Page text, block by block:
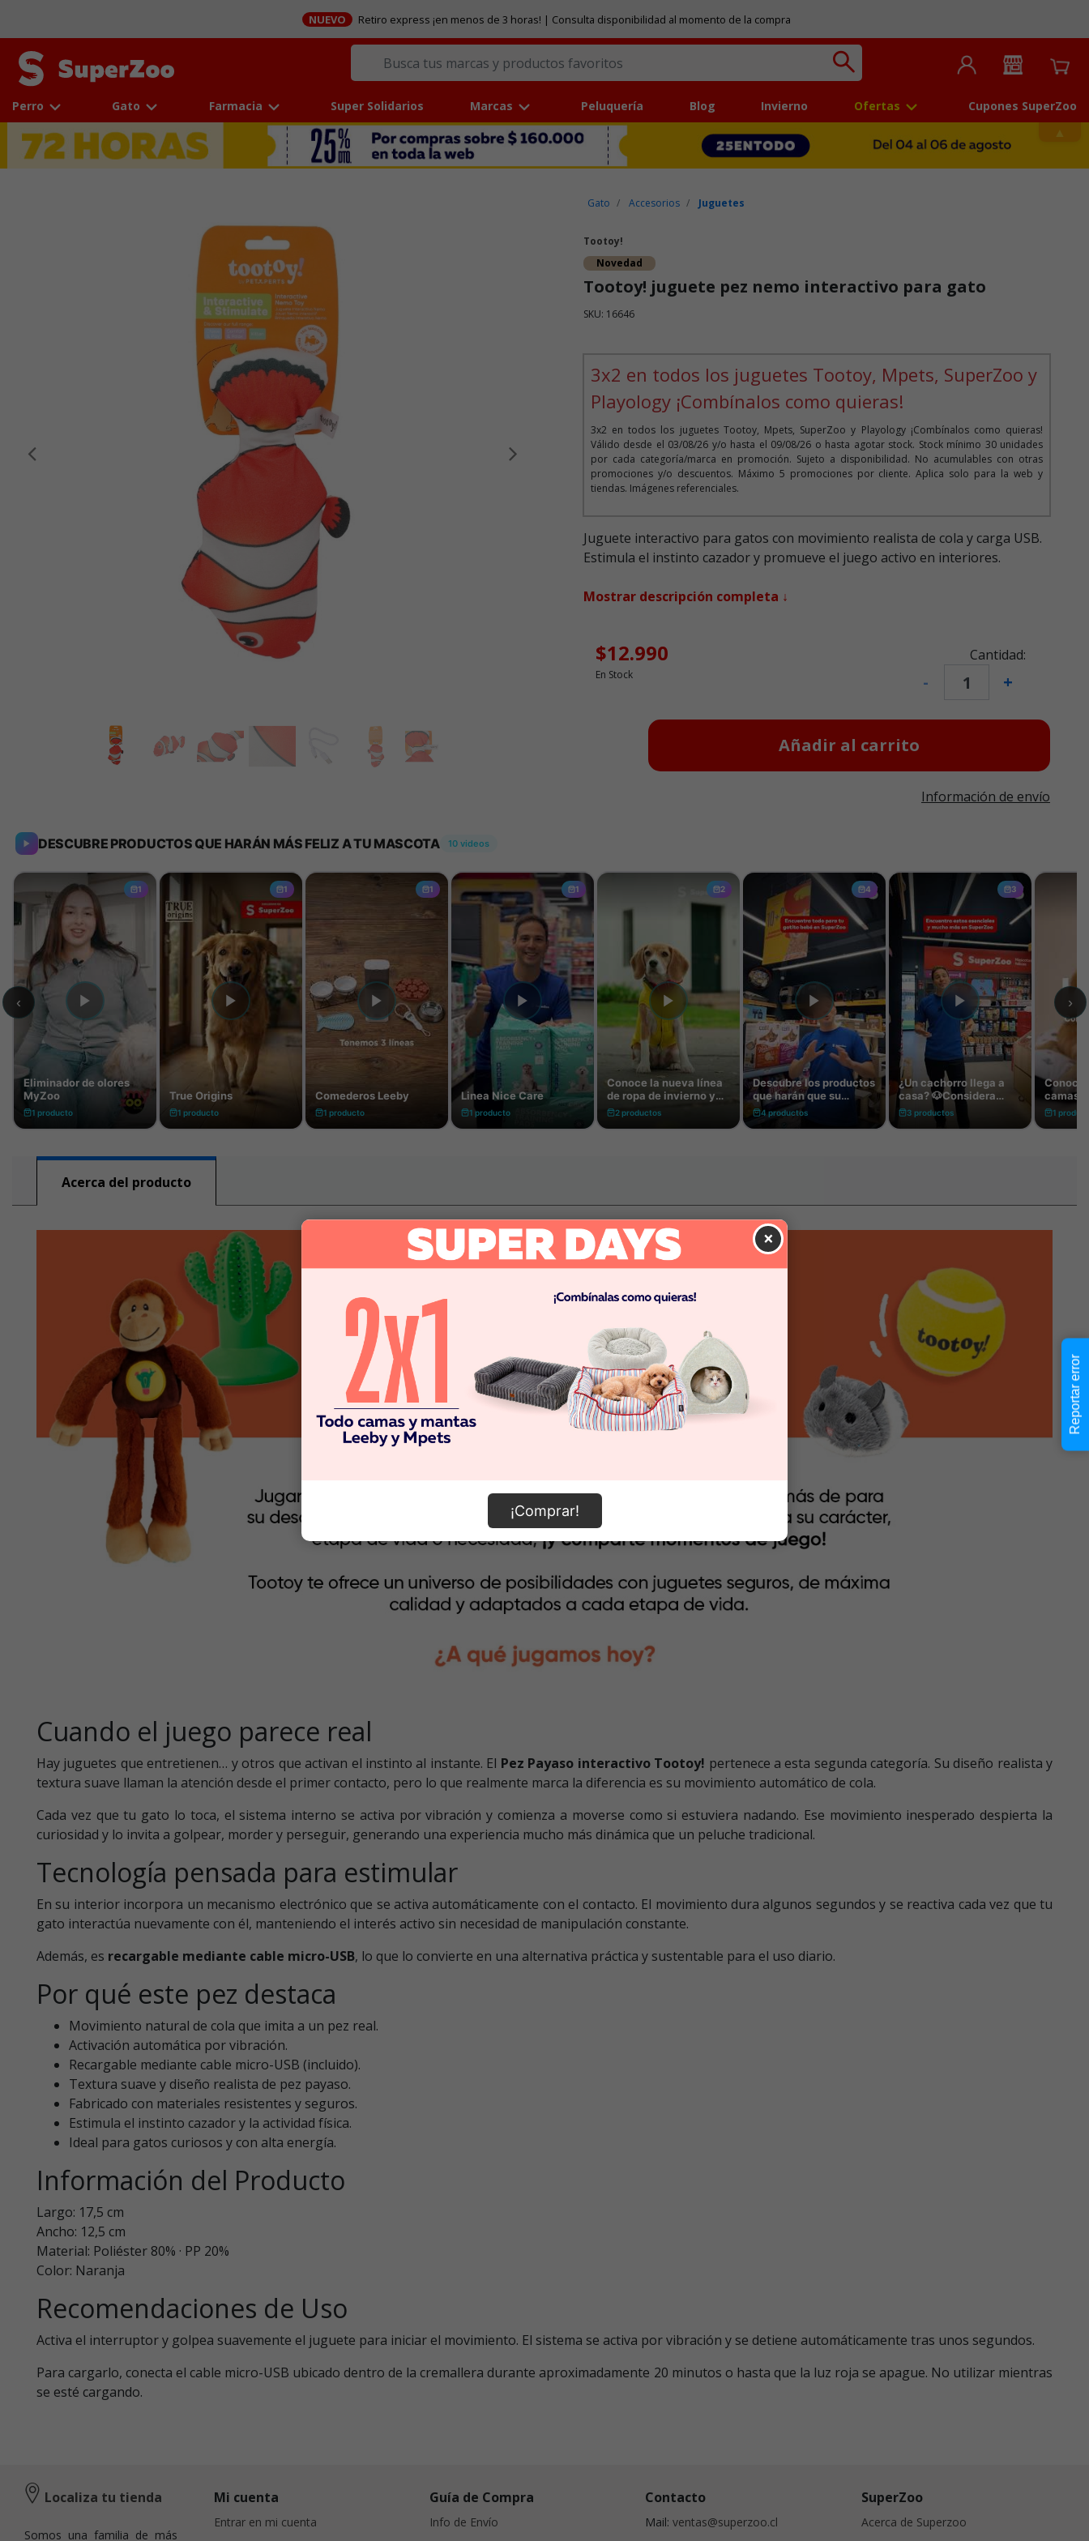
NUEVO Retiro express ¡en menos de 3 horas! | Consulta disponibilidad al momento de la compra
Perro Gato Farmacia Super Solidarios Marcas Peluquería Blog Invierno Ofertas Cupones SuperZoo
Anterior
Gato Accesorios Juguetes
Tootoy!
Novedad
Tootoy! juguete pez nemo interactivo para gato
SKU: 16646
3x2 en todos los juguetes Tootoy, Mpets, SuperZoo y
Playology ¡Combínalos como quieras!
3x2 en todos los juguetes Tootoy, Mpets, SuperZoo y Playology ¡Combínalos como quieras!
Válido desde el 03/08/26 y/o hasta el 09/08/26 o hasta agotar stock. Stock mínimo 30 unidades
por cada categoría/marca en promoción. Sujeto a disponibilidad. No acumulables con otras
promociones y/o descuentos. Máximo 5 promociones por cliente. Aplica solo para la web y
tiendas. Imágenes referenciales.
Juguete interactivo para gatos con movimiento realista de cola y carga USB.
Estimula el instinto cazador y promueve el juego activo en interiores.
Mostrar descripción completa ↓
Cantidad:
- +
$12.990
En Stock
Añadir al carrito
Información de envío
Acerca del producto
Cuando el juego parece real
Hay juguetes que entretienen… y otros que activan el instinto al instante. El Pez Payaso interactivo Tootoy! pertenece a esta segunda categoría. Su diseño realista y
textura suave llaman la atención desde el primer contacto, pero lo que realmente marca la diferencia es su movimiento automático de cola.
Cada vez que tu gato lo toca, el sistema interno se activa por vibración y comienza a moverse como si estuviera nadando. Ese movimiento inesperado despierta la
curiosidad y lo invita a golpear, morder y perseguir, generando una experiencia mucho más dinámica que un peluche tradicional.
Tecnología pensada para estimular
En su interior incorpora un mecanismo electrónico que se activa automáticamente con el contacto. El movimiento dura algunos segundos y se reactiva cada vez que tu
gato interactúa nuevamente con él, manteniendo el interés activo sin necesidad de manipulación constante.
Además, es recargable mediante cable micro-USB, lo que lo convierte en una alternativa práctica y sustentable para el uso diario.
Por qué este pez destaca
Movimiento natural de cola que imita a un pez real.
Activación automática por vibración.
Recargable mediante cable micro-USB (incluido).
Textura suave y diseño realista de pez payaso.
Fabricado con materiales resistentes y seguros.
Estimula el instinto cazador y la actividad física.
Ideal para gatos curiosos y con alta energía.
Información del Producto
Largo: 17,5 cm
Ancho: 12,5 cm
Material: Poliéster 80% · PP 20%
Color: Naranja
Recomendaciones de Uso
Activa el interruptor y golpea suavemente el juguete para iniciar el movimiento. El sistema se activa por vibración y se detiene automáticamente tras unos segundos.
Para cargarlo, conecta el cable micro-USB ubicado dentro de la cremallera durante aproximadamente 20 minutos o hasta que la luz roja se apague. No utilizar mientras
se esté cargando.
×
¡Comprar!
Localiza tu tienda
Somos una familia de más
Mi cuenta
Entrar en mi cuenta
Guía de Compra
Info de Envío
Contacto
Mail: ventas@superzoo.cl
SuperZoo
Acerca de Superzoo
Reportar error